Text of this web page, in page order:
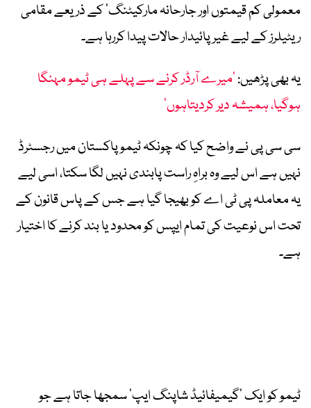
معمولی کم قیمتوں اور جارحانہ مارکیٹنگ‘ کے ذریعے مقامی
ریٹیلرز کے لیے غیر پائیدار حالات پیدا کررہا ہے۔
یہ بھی پڑھیں:’میرے آرڈر کرنے سے پہلے ہی ٹیمو مہنگا
ہوگیا، ہمیشہ دیر کردیتاہوں‘
سی سی پی نے واضح کیا کہ چونکہ ٹیمو پاکستان میں رجسٹرڈ
نہیں ہے اس لیے وہ براہِ راست پابندی نہیں لگا سکتا، اسی لیے
یہ معاملہ پی ٹی اے کو بھیجا گیا ہے جس کے پاس قانون کے
تحت اس نوعیت کی تمام ایپس کو محدود یا بند کرنے کا اختیار
ہے۔
ٹیمو کو ایک ’گیمیفائیڈ شاپنگ ایپ‘ سمجھا جاتا ہے جو